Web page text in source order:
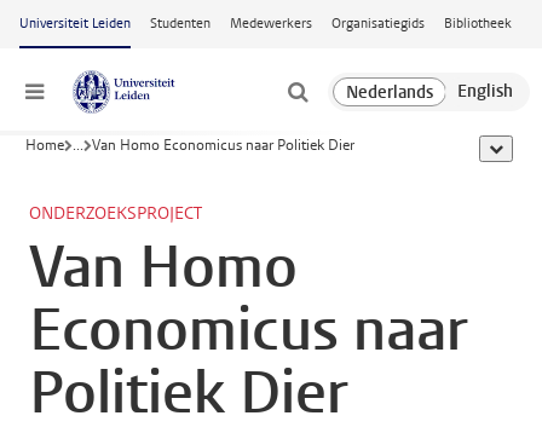
Ga naar hoofdinhoud
Universiteit Leiden Studenten Medewerkers Organisatiegids Bibliotheek
Menu
Home ... Van Homo Economicus naar Politiek Dier toon
ONDERZOEKSPROJECT
Van Homo
Economicus naar
Politiek Dier